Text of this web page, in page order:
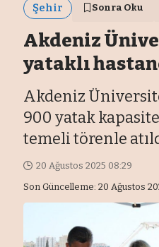
Şehir Sonra Oku
Akdeniz
yataklı
Akdeniz
900 yatak
temeli törenle
Son Güncelleme: 20 Ağustos
20 Ağustos 2025 08:29